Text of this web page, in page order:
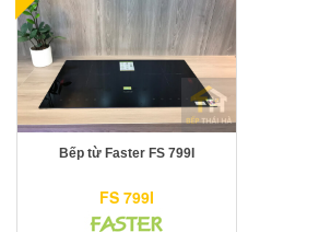
Bếp từ Faster FS 799I
FS 799I